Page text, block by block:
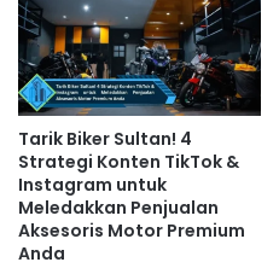
Tarik Biker Sultan! 4
Strategi Konten TikTok &
Instagram untuk
Meledakkan Penjualan
Aksesoris Motor Premium
Anda